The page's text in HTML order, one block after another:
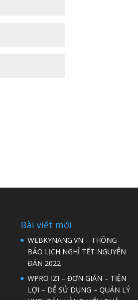
Bài viết mới
WEBKYNANG.VN – THÔNG
BÁO LỊCH NGHỈ TẾT NGUYÊN
ĐÁN 2022
WPRO IZI – ĐƠN GIẢN – TIỆN
LỢI – DỄ SỬ DỤNG – QUẢN LÝ